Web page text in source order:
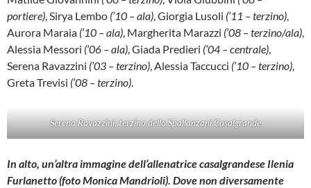
portiere), Sirya Lembo (’10 – ala), Giorgia Lusoli (’11 – terzino),
Aurora Maraia (’10 – ala), Margherita Marazzi (’08 – terzino/ala),
Alessia Messori (’06 – ala), Giada Predieri (’04 – centrale),
Serena Ravazzini (’03 – terzino), Alessia Taccucci (’10 – terzino),
Greta Trevisi (’08 – terzino).
Serena Ravazzini, terzino dello Spallanzani Casalgrande
In alto, un’altra immagine dell’allenatrice casalgrandese Ilenia
Furlanetto (foto Monica Mandrioli). Dove non diversamente